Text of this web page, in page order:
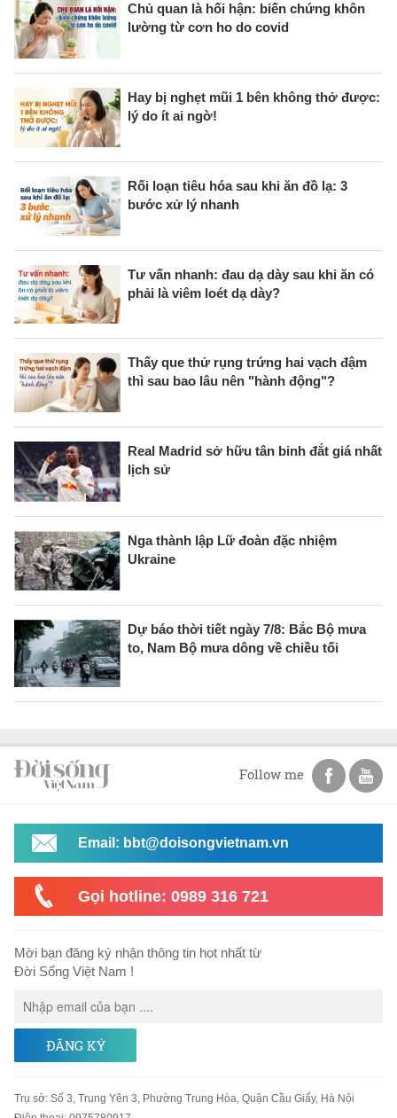
Chủ quan là hối hận: biến chứng khôn
lường từ cơn ho do covid
Hay bị nghẹt mũi 1 bên không thở được:
lý do ít ai ngờ!
Rối loạn tiêu hóa sau khi ăn đồ lạ: 3
bước xử lý nhanh
Tư vấn nhanh: đau dạ dày sau khi ăn có
phải là viêm loét dạ dày?
Thấy que thử rụng trứng hai vạch đậm
thì sau bao lâu nên "hành động"?
Real Madrid sở hữu tân binh đắt giá nhất
lịch sử
Nga thành lập Lữ đoàn đặc nhiệm
Ukraine
Dự báo thời tiết ngày 7/8: Bắc Bộ mưa
to, Nam Bộ mưa dông về chiều tối
Follow me
Email: bbt@doisongvietnam.vn
Gọi hotline: 0989 316 721
Mời bạn đăng ký nhận thông tin hot nhất từ
Đời Sống Việt Nam !
ĐĂNG KÝ
Trụ sở: Số 3, Trung Yên 3, Phường Trung Hòa, Quận Cầu Giấy, Hà Nội